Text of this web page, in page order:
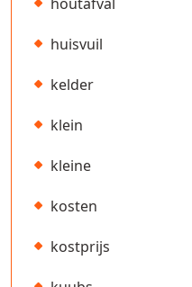
huisvuil
kelder
klein
kleine
kosten
kostprijs